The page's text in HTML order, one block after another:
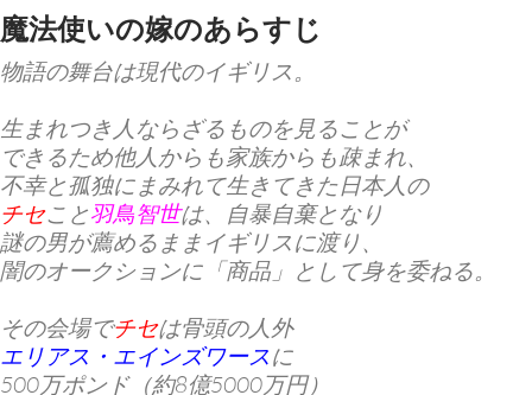
魔法使いの嫁のあらすじ
物語の舞台は現代のイギリス。
生まれつき人ならざるものを見ることが
できるため他人からも家族からも疎まれ、
不幸と孤独にまみれて生きてきた日本人の
チセこと羽鳥智世は、自暴自棄となり
謎の男が薦めるままイギリスに渡り、
闇のオークションに「商品」として身を委ねる。
その会場でチセは骨頭の人外
エリアス・エインズワースに
500万ポンド（約8億5000万円）